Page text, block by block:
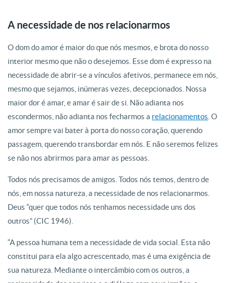
A necessidade de nos relacionarmos
O dom do amor é maior do que nós mesmos, e brota do nosso
interior mesmo que não o desejemos. Esse dom é expresso na
necessidade de abrir-se a vínculos afetivos, permanece em nós,
mesmo que sejamos, inúmeras vezes, decepcionados. Nossa
maior dor é amar, e amar é sair de si. Não adianta nos
escondermos, não adianta nos fecharmos a relacionamentos . O
amor sempre vai bater à porta do nosso coração, querendo
passagem, querendo transbordar em nós. E não seremos felizes
se não nos abrirmos para amar as pessoas.
Todos nós precisamos de amigos. Todos nós temos, dentro de
nós, em nossa natureza, a necessidade de nos relacionarmos.
Deus “quer que todos nós tenhamos necessidade uns dos
outros” (CIC 1946).
“A pessoa humana tem a necessidade de vida social. Esta não
constitui para ela algo acrescentado, mas é uma exigência de
sua natureza. Mediante o intercâmbio com os outros, a